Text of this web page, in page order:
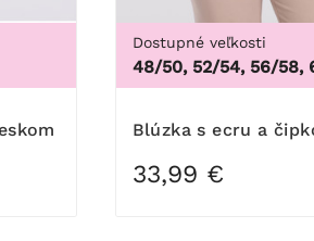
Dostupné veľkosti
48/50, 52/54, 56/58,
Blúzka s ecru a
33,99 €